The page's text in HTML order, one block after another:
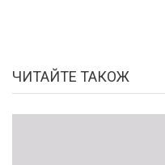
ЧИТАЙТЕ ТАКОЖ